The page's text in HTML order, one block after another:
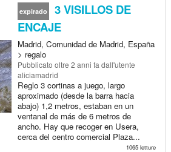
expirado
3 VISILLOS DE
ENCAJE
Madrid, Comunidad de Madrid, España
> regalo
Pubblicato oltre 2 anni fa dall'utente
aliciamadrid
Reglo 3 cortinas a juego, largo
aproximado (desde la barra hacia
abajo) 1,2 metros, estaban en un
ventanal de más de 6 metros de
ancho. Hay que recoger en Usera,
cerca del centro comercial Plaza...
1065 letture